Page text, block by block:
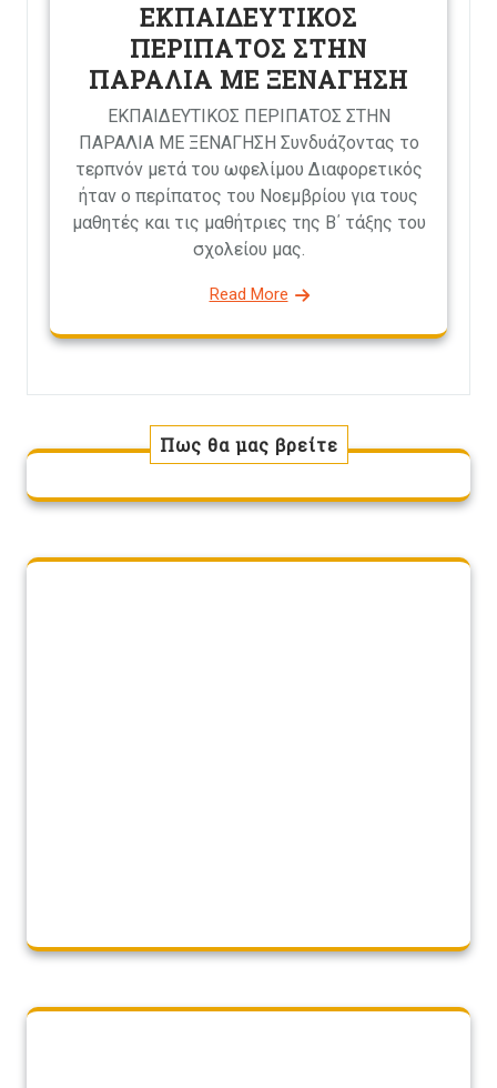
ΕΚΠΑΙΔΕΥΤΙΚΟΣ
ΠΕΡΙΠΑΤΟΣ ΣΤΗΝ
ΠΑΡΑΛΙΑ ΜΕ ΞΕΝΑΓΗΣΗ
ΕΚΠΑΙΔΕΥΤΙΚΟΣ ΠΕΡΙΠΑΤΟΣ ΣΤΗΝ
ΠΑΡΑΛΙΑ ΜΕ ΞΕΝΑΓΗΣΗ Συνδυάζοντας το
τερπνόν μετά του ωφελίμου Διαφορετικός
ήταν ο περίπατος του Νοεμβρίου για τους
μαθητές και τις μαθήτριες της Β΄ τάξης του
σχολείου μας.
Read More
Πως θα μας βρείτε